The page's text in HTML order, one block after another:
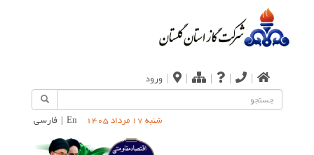
|
|
|
|
| ورود
شنبه 17 مرداد 1405 En
| فارسی